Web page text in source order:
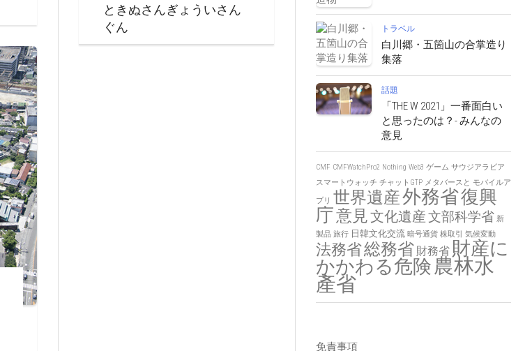
トラベル
白川郷・五箇山の合掌造り
集落
話題
「THE W 2021」一番面白い
と思ったのは？- みんなの
意見
CMF CMFWatchPro2 Nothing Web3 ゲーム サウジアラビア
スマートウォッチ チャットGTP メタバースと モバイルア
プリ 世界遺産外務省復興
庁意見文化遺産文部科学省 新
製品 旅行 日韓文化交流 暗号通貨 株取引 気候変動
法務省総務省 財務省 財産に
かかわる危険農林水
產省
免責事項
ときぬさんぎょういさん
ぐん